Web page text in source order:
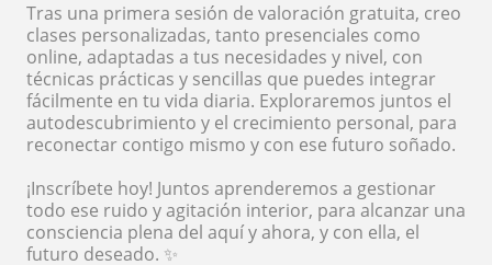
Tras una primera sesión de valoración gratuita, creo
clases personalizadas, tanto presenciales como
online, adaptadas a tus necesidades y nivel, con
técnicas prácticas y sencillas que puedes integrar
fácilmente en tu vida diaria. Exploraremos juntos el
autodescubrimiento y el crecimiento personal, para
reconectar contigo mismo y con ese futuro soñado.
¡Inscríbete hoy! Juntos aprenderemos a gestionar
todo ese ruido y agitación interior, para alcanzar una
consciencia plena del aquí y ahora, y con ella, el
futuro deseado. ✨